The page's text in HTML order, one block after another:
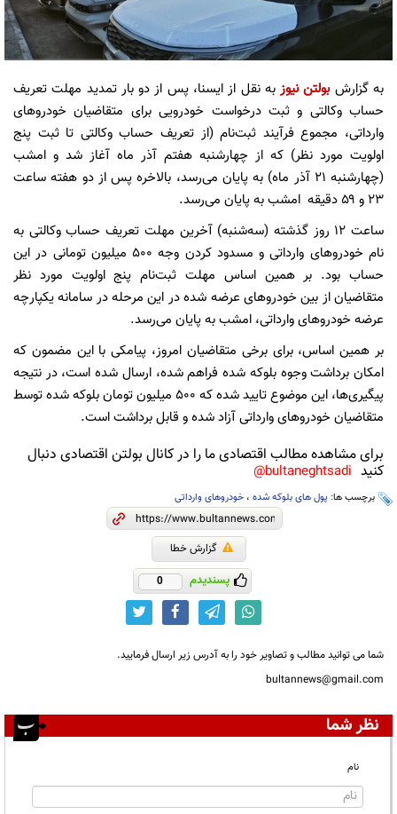
به گزارشبولتن نیوز به نقل از ایسنا، پس از دو بار تمدید مهلت تعریف
حساب وکالتی و ثبت درخواست خودرویی برای متقاضیان خودروهای
وارداتی، مجموع فرآیند ثبت‌نام (از تعریف حساب وکالتی تا ثبت‌ پنج
اولویت مورد نظر) که از چهارشنبه هفتم آذر ماه آغاز شد و امشب
(چهارشنبه ٢١ آذر ماه) به پایان می‌رسد، بالاخره پس از دو هفته ساعت
۲۳ و ۵۹ دقیقه امشب به پایان می‌رسد.
ساعت ١٢ روز گذشته (سه‌شنبه) آخرین مهلت تعریف حساب وکالتی به
نام خودروهای وارداتی و مسدود کردن وجه ۵٠٠ میلیون تومانی در این
حساب بود. بر همین اساس مهلت ثبت‌نام پنج اولویت مورد نظر
متقاضیان از بین خودروهای عرضه شده در این مرحله در سامانه یکپارچه
عرضه خودروهای وارداتی، امشب به پایان می‌رسد.
بر همین اساس، برای برخی متقاضیان امروز، پیامکی با این مضمون که
امکان برداشت وجوه بلوکه شده فراهم شده، ارسال شده است، در نتیجه
پیگیری‌ها، این موضوع تایید شده که ۵٠٠ میلیون تومان بلوکه شده توسط
متقاضیان خودروهای وارداتی آزاد شده و قابل برداشت است.
برای مشاهده مطالب اقتصادی ما را در کانال بولتن اقتصادی دنبال
کنید bultaneghtsadi@
برچسب ها: پول های بلوکه شده ، خودروهای وارداتی
گزارش خطا
پسندیدم 0
شما می توانید مطالب و تصاویر خود را به آدرس زیر ارسال فرمایید.
bultannews@gmail.com
نظر شما
نام